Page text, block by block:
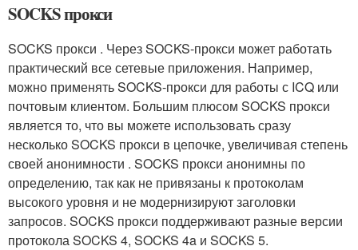
SOCKS прокси
SOCKS прокси . Через SOCKS-прокси может работать
практический все сетевые приложения. Например,
можно применять SOCKS-прокси для работы с ICQ или
почтовым клиентом. Большим плюсом SOCKS прокси
является то, что вы можете использовать сразу
несколько SOCKS прокси в цепочке, увеличивая степень
своей анонимности . SOCKS прокси анонимны по
определению, так как не привязаны к протоколам
высокого уровня и не модернизируют заголовки
запросов. SOCKS прокси поддерживают разные версии
протокола SOCKS 4, SOCKS 4a и SOCKS 5.